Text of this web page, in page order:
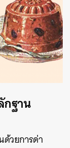
กฐาน
ด้วยการด่า